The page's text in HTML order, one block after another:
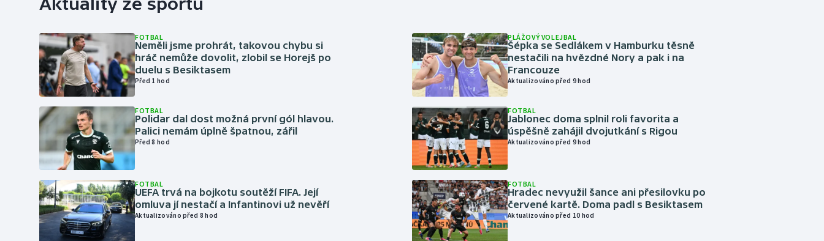
FOTBAL
Neměli jsme prohrát, takovou chybu si
hráč nemůže dovolit, zlobil se Horejš po
duelu s Besiktasem
Před 1 hod
FOTBAL
Polidar dal dost možná první gól hlavou.
Palici nemám úplně špatnou, zářil
Před 8 hod
FOTBAL
UEFA trvá na bojkotu soutěží FIFA. Její
omluva jí nestačí a Infantinovi už nevěří
Aktualizováno před 8 hod
PLÁŽOVÝ VOLEJBAL
Šépka se Sedlákem v Hamburku těsně
nestačili na hvězdné Nory a pak i na
Francouze
Aktualizováno před 9 hod
FOTBAL
Jablonec doma splnil roli favorita a
úspěšně zahájil dvojutkání s Rigou
Aktualizováno před 9 hod
FOTBAL
Hradec nevyužil šance ani přesilovku po
červené kartě. Doma padl s Besiktasem
Aktualizováno před 10 hod